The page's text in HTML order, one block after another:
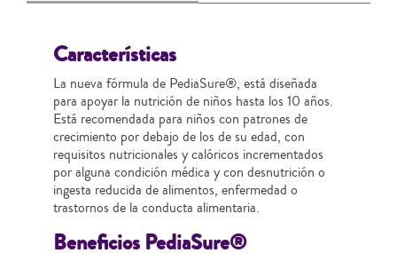
Características
La nueva fórmula de PediaSure®, está diseñada
para apoyar la nutrición de niños hasta los 10 años.
Está recomendada para niños con patrones de
crecimiento por debajo de los de su edad, con
requisitos nutricionales y calóricos incrementados
por alguna condición médica y con desnutrición o
ingesta reducida de alimentos, enfermedad o
trastornos de la conducta alimentaria.
Beneficios PediaSure®